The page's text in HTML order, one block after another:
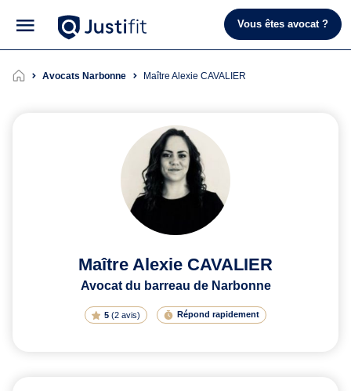
Vous êtes avocat ?
Avocats Narbonne Maître Alexie CAVALIER
Maître Alexie CAVALIER
Avocat du barreau de Narbonne
5(2 avis) Répond rapidement